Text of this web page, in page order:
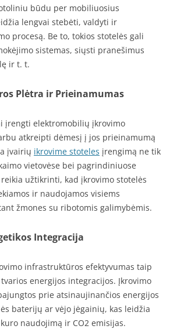
būdu per mobiliuosius
lengvai stebėti, valdyti ir
procesą. Be to, tokios stotelės gali
sistemas, siųsti pranešimus
ir t. t.
Plėtra ir Prieinamumas
įrengti elektromobilių įkrovimo
atkreipti dėmesį į jos prieinamumą
įvairių ikrovime stoteles įrengimą ne tik
vietovėse bei pagrindiniuose
užtikrinti, kad įkrovimo stotelės
ir naudojamos visiems
žmones su ribotomis galimybėmis.
Integracija
infrastruktūros efektyvumas taip
energijos integracijos. Įkrovimo
prie atsinaujinančios energijos
baterijų ar vėjo jėgainių, kas leidžia
naudojimą ir CO2 emisijas.